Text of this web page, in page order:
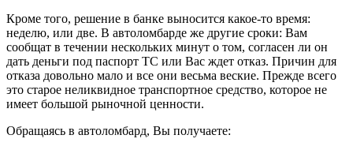
Кроме того, решение в банке выносится какое-то время:
неделю, или две. В автоломбарде же другие сроки: Вам
сообщат в течении нескольких минут о том, согласен ли он
дать деньги под паспорт ТС или Вас ждет отказ. Причин для
отказа довольно мало и все они весьма веские. Прежде всего
это старое неликвидное транспортное средство, которое не
имеет большой рыночной ценности.
Обращаясь в автоломбард, Вы получаете: